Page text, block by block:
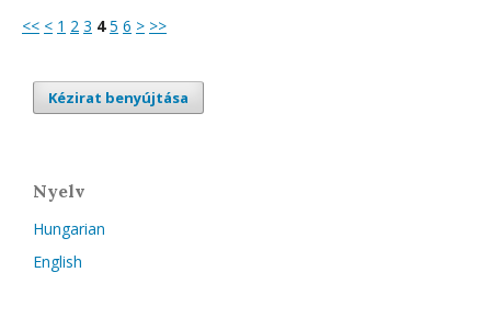
<< < 1 2 3 4 5 6 > >>
Kézirat benyújtása
Nyelv
Hungarian
English